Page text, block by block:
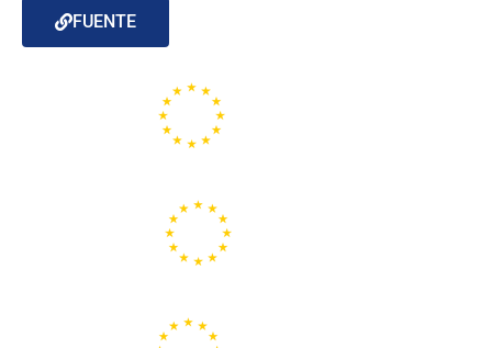
FUENTE